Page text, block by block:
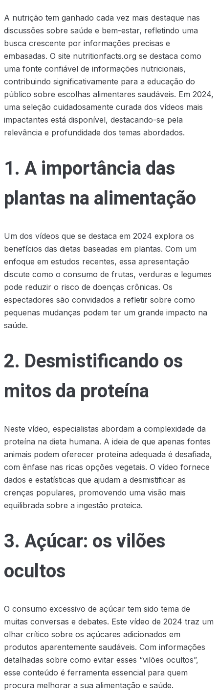
A nutrição tem ganhado cada vez mais destaque nas
discussões sobre saúde e bem-estar, refletindo uma
busca crescente por informações precisas e
embasadas. O site nutritionfacts.org se destaca como
uma fonte confiável de informações nutricionais,
contribuindo significativamente para a educação do
público sobre escolhas alimentares saudáveis. Em 2024,
uma seleção cuidadosamente curada dos vídeos mais
impactantes está disponível, destacando-se pela
relevância e profundidade dos temas abordados.
1. A importância das
plantas na alimentação
Um dos vídeos que se destaca em 2024 explora os
benefícios das dietas baseadas em plantas. Com um
enfoque em estudos recentes, essa apresentação
discute como o consumo de frutas, verduras e legumes
pode reduzir o risco de doenças crônicas. Os
espectadores são convidados a refletir sobre como
pequenas mudanças podem ter um grande impacto na
saúde.
2. Desmistificando os
mitos da proteína
Neste vídeo, especialistas abordam a complexidade da
proteína na dieta humana. A ideia de que apenas fontes
animais podem oferecer proteína adequada é desafiada,
com ênfase nas ricas opções vegetais. O vídeo fornece
dados e estatísticas que ajudam a desmistificar as
crenças populares, promovendo uma visão mais
equilibrada sobre a ingestão proteica.
3. Açúcar: os vilões
ocultos
O consumo excessivo de açúcar tem sido tema de
muitas conversas e debates. Este vídeo de 2024 traz um
olhar crítico sobre os açúcares adicionados em
produtos aparentemente saudáveis. Com informações
detalhadas sobre como evitar esses “vilões ocultos”,
esse conteúdo é ferramenta essencial para quem
procura melhorar a sua alimentação e saúde.